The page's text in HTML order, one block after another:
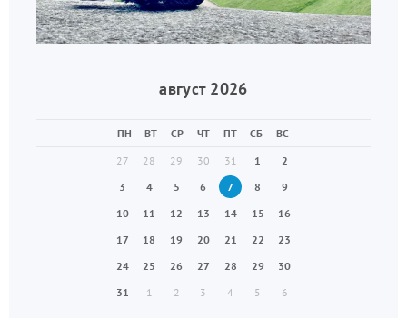
август 2026
ПН ВТ СР ЧТ ПТ СБ
ВС
27
28 29 30 31 1
2
3
4 5 6 7 8
9
10
11 12 13 14 15
16
17
18 19 20 21 22
23
24
25 26 27 28 29
30
31
1 2 3 4 5 6